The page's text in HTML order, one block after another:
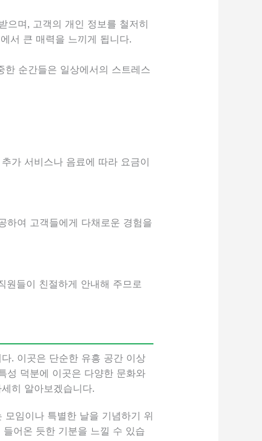
으며, 고객의 개인 정보를 철저히
서 큰 매력을 느끼게 됩니다.
순간들은 일상에서의 스트레스
가 서비스나 음료에 따라 요금이
하여 고객들에게 다채로운 경험을
원들이 친절하게 안내해 주므로
. 이곳은 단순한 유흥 공간 이상
성 덕분에 이곳은 다양한 문화와
히 알아보겠습니다.
임이나 특별한 날을 기념하기 위
어온 듯한 기분을 느낄 수 있습